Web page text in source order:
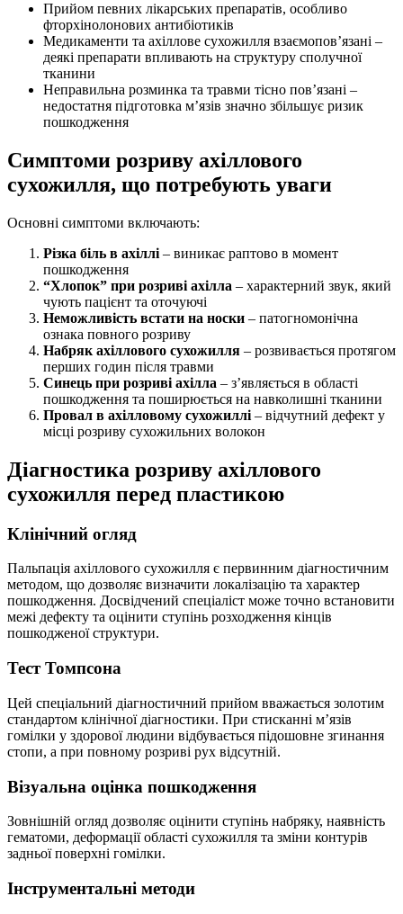
Прийом певних лікарських препаратів, особливо
фторхінолонових антибіотиків
Медикаменти та ахіллове сухожилля взаємопов’язані –
деякі препарати впливають на структуру сполучної
тканини
Неправильна розминка та травми тісно пов’язані –
недостатня підготовка м’язів значно збільшує ризик
пошкодження
Симптоми розриву ахіллового
сухожилля, що потребують уваги
Основні симптоми включають:
Різка біль в ахіллі – виникає раптово в момент
пошкодження
“Хлопок” при розриві ахілла – характерний звук, який
чують пацієнт та оточуючі
Неможливість встати на носки – патогномонічна
ознака повного розриву
Набряк ахіллового сухожилля – розвивається протягом
перших годин після травми
Синець при розриві ахілла – з’являється в області
пошкодження та поширюється на навколишні тканини
Провал в ахілловому сухожиллі – відчутний дефект у
місці розриву сухожильних волокон
Діагностика розриву ахіллового
сухожилля перед пластикою
Клінічний огляд
Пальпація ахіллового сухожилля є первинним діагностичним
методом, що дозволяє визначити локалізацію та характер
пошкодження. Досвідчений спеціаліст може точно встановити
межі дефекту та оцінити ступінь розходження кінців
пошкодженої структури.
Тест Томпсона
Цей спеціальний діагностичний прийом вважається золотим
стандартом клінічної діагностики. При стисканні м’язів
гомілки у здорової людини відбувається підошовне згинання
стопи, а при повному розриві рух відсутній.
Візуальна оцінка пошкодження
Зовнішній огляд дозволяє оцінити ступінь набряку, наявність
гематоми, деформації області сухожилля та зміни контурів
задньої поверхні гомілки.
Інструментальні методи